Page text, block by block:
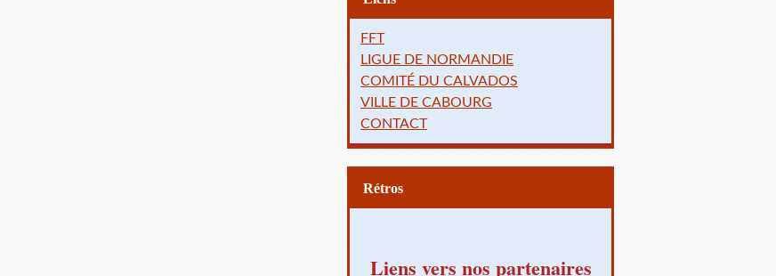
FFT
LIGUE DE NORMANDIE
COMITÉ DU CALVADOS
VILLE DE CABOURG
CONTACT
Rétros
Liens vers nos partenaires